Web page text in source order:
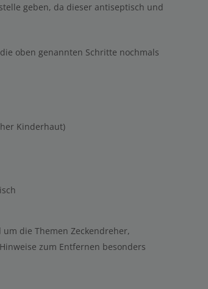
geben, da dieser antiseptisch und
oben genannten Schritte nochmals
Kinderhaut)
die Themen Zeckendreher,
zum Entfernen besonders